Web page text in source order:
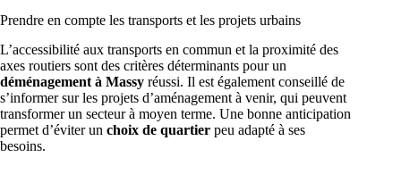
Prendre en compte les transports et les projets urbains
L’accessibilité aux transports en commun et la proximité des
axes routiers sont des critères déterminants pour un
déménagement à Massy réussi. Il est également conseillé de
s’informer sur les projets d’aménagement à venir, qui peuvent
transformer un secteur à moyen terme. Une bonne anticipation
permet d’éviter un choix de quartier peu adapté à ses
besoins.